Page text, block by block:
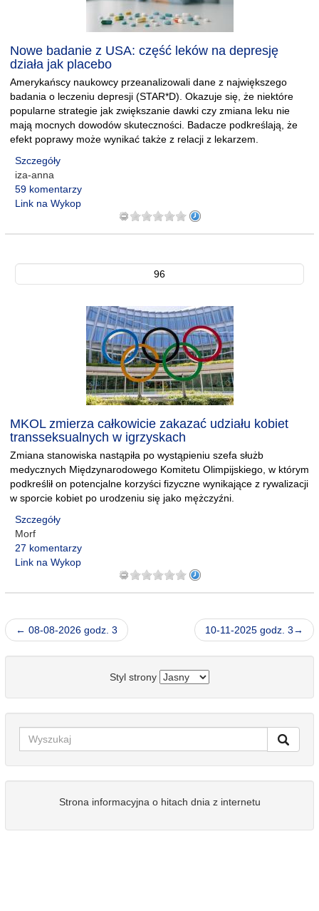
Nowe badanie z USA: część leków na depresję
działa jak placebo
Amerykańscy naukowcy przeanalizowali dane z największego
badania o leczeniu depresji (STAR*D). Okazuje się, że niektóre
popularne strategie jak zwiększanie dawki czy zmiana leku nie
mają mocnych dowodów skuteczności. Badacze podkreślają, że
efekt poprawy może wynikać także z relacji z lekarzem.
Szczegóły
iza-anna
59 komentarzy
Link na Wykop
96
MKOL zmierza całkowicie zakazać udziału kobiet
transseksualnych w igrzyskach
Zmiana stanowiska nastąpiła po wystąpieniu szefa służb
medycznych Międzynarodowego Komitetu Olimpijskiego, w którym
podkreślił on potencjalne korzyści fizyczne wynikające z rywalizacji
w sporcie kobiet po urodzeniu się jako mężczyźni.
Szczegóły
Morf
27 komentarzy
Link na Wykop
← 08-08-2026 godz. 3 10-11-2025 godz. 3→
Styl strony
Strona informacyjna o hitach dnia z internetu